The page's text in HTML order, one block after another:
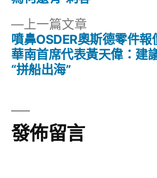
導
覽
上一篇文章
一
篇
噴鼻OSDER奧斯德零件報
華南首席代表黃天偉：建
“拼船出海”
發佈留言